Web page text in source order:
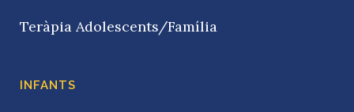
Teràpia Adolescents/Família
INFANTS